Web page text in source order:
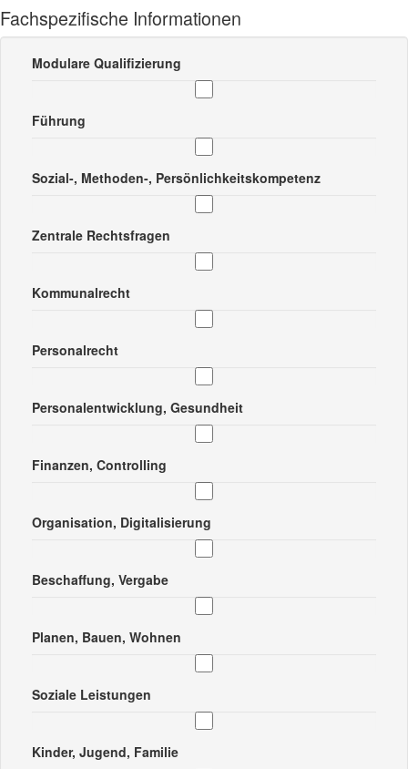
Fachspezifische Informationen
Modulare Qualifizierung
Führung
Sozial-, Methoden-, Persönlichkeitskompetenz
Zentrale Rechtsfragen
Kommunalrecht
Personalrecht
Personalentwicklung, Gesundheit
Finanzen, Controlling
Organisation, Digitalisierung
Beschaffung, Vergabe
Planen, Bauen, Wohnen
Soziale Leistungen
Kinder, Jugend, Familie